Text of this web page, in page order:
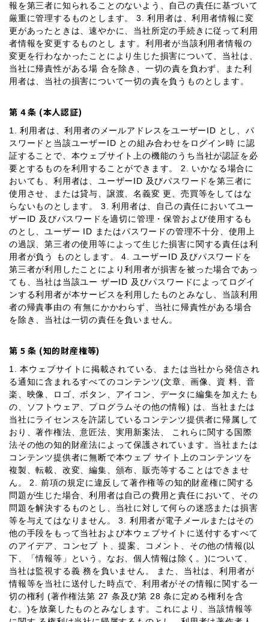
報を第三者に知られることのないよう、自己の責任に基づいて
厳重に管理するものとします。 3. 利用者は、利用者情報に変
更があったときは、速やかに、当社所定の手続きに従って利用
者情報を変更するものとし ます。利用者が当該利用者情報の
変更を行わなかったことにより生じた損害について、当社は、
当社に帰責性がある場 合を除き、一切の責を負わず、また利
用者は、当社の損害について一切の責を負うものとします。
第 4 条 (本人認証)
1. 利用者は、利用者のメールアドレスをユーザーID とし、パ
スワードと当該ユーザーID との組み合わせをログイン時 に認
証することで、本ウェブサイト上の機能のうち当社が認証を必
要とするものを利用することができます。 2. いかなる場合に
おいても、利用者は、ユーザーID 及びパスワードを第三者に
使用させ、または貸与、譲渡、名義変 更、売買等をしてはな
らないものとします。 3. 利用者は、自己の責任においてユー
ザーID 及びパスワードを適切に管理・保管および使用するも
のとし、ユーザー ID またはパスワードの管理不十分、使用上
の過誤、第三者の使用等によって生じた損害に関する責任は利
用者が負う ものとします。 4. ユーザーID 及びパスワードを
第三者が利用したことにより利用者が損害を被った場合であっ
ても、当社は当該ユー ザーID 及びパスワードによってログイ
ンする利用者が本サービスを利用したものとみなし、当該利用
者の帰責事由の 有無にかかわらず、当社に帰責性がある場合
を除き、当社は一切の責任を負いません。
第 5 条 (知的財産権等)
1. 本ウェブサイトに掲載されている、または当社から発信され
る通知に含まれるすべてのコンテンツ(文章、画像、資 料、音
楽、映像、ロゴ、ボタン、アイコン、データに編集を加えたも
の、ソフトウェア、プログラムその他の情報) は、当社または
当社にライセンスを許諾しているコンテンツ提供者に帰属して
おり、著作権法、意匠法、実用新案法、 これらに関する国際
法その他の知的財産法によって保護されています。当社または
コンテンツ提供者に無断で本ウェブ サイト上のコンテンツを
複製、転載、改変、編集、頒布、販売等することはできませ
ん。 2. 前項の規定に違反して著作権等の知的財産権に関する
問題が生じた場合、利用者は自己の費用と責任において、その
問題を解決するものとし、当社に対して何らの迷惑または損害
等を与えてはなりません。 3. 利用者が電子メールまたはその
他の手段をもって当社および本ウェブサイトに送付するすべて
のアイデア、コンセプ ト、提案、コメント、その他の情報(以
下、「情報等」という。なお、個人情報は除く。)について、
当社は監視する義 務を負いません。 また、当社は、利用者が
情報等を当社に送付した時点で、利用者がその情報に関する一
切の権利 (著作権法第 27 条及び第 28 条に定める権利を含
む。)を放棄したものとみなします。これにより、当該情報等